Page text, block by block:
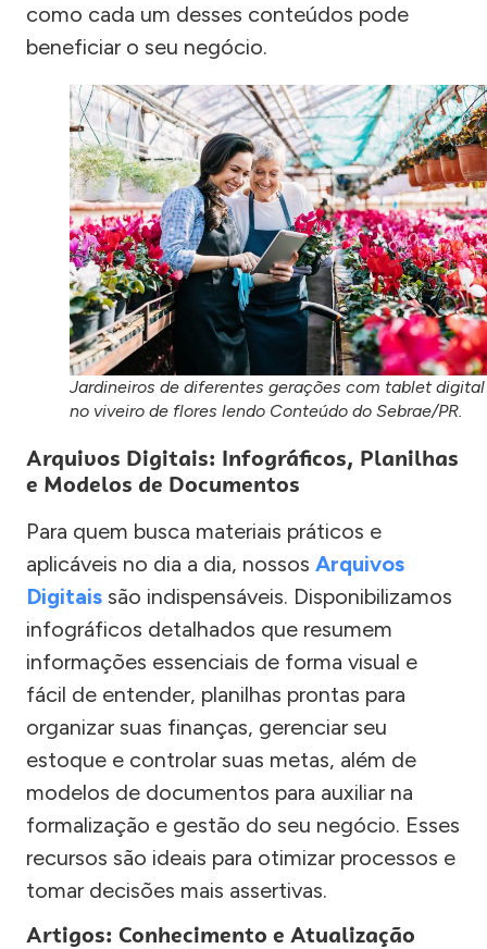
como cada um desses conteúdos pode
beneficiar o seu negócio.
Jardineiros de diferentes gerações com tablet digital
no viveiro de flores lendo Conteúdo do Sebrae/PR.
Arquivos Digitais: Infográficos, Planilhas
e Modelos de Documentos
Para quem busca materiais práticos e
aplicáveis no dia a dia, nossos Arquivos
Digitais são indispensáveis. Disponibilizamos
infográficos detalhados que resumem
informações essenciais de forma visual e
fácil de entender, planilhas prontas para
organizar suas finanças, gerenciar seu
estoque e controlar suas metas, além de
modelos de documentos para auxiliar na
formalização e gestão do seu negócio. Esses
recursos são ideais para otimizar processos e
tomar decisões mais assertivas.
Artigos: Conhecimento e Atualização